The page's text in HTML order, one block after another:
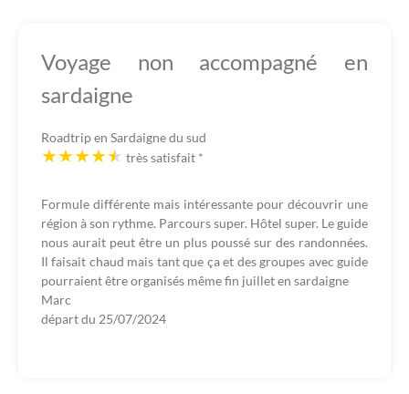
Voyage non accompagné en
sardaigne
Roadtrip en Sardaigne du sud
très satisfait *
Formule différente mais intéressante pour découvrir une
région à son rythme. Parcours super. Hôtel super. Le guide
nous aurait peut être un plus poussé sur des randonnées.
Il faisait chaud mais tant que ça et des groupes avec guide
pourraient être organisés même fin juillet en sardaigne
Marc
départ du 25/07/2024